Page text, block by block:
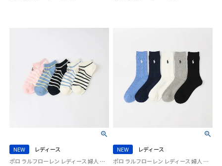
NEW
レディース
ポロ ラルフローレン レディース 婦人 女性 靴下 カジュアル 2026SS
NEW
レディース
ポロ ラルフローレン レディース 婦人 女性 靴下 カジュアル 2026SS